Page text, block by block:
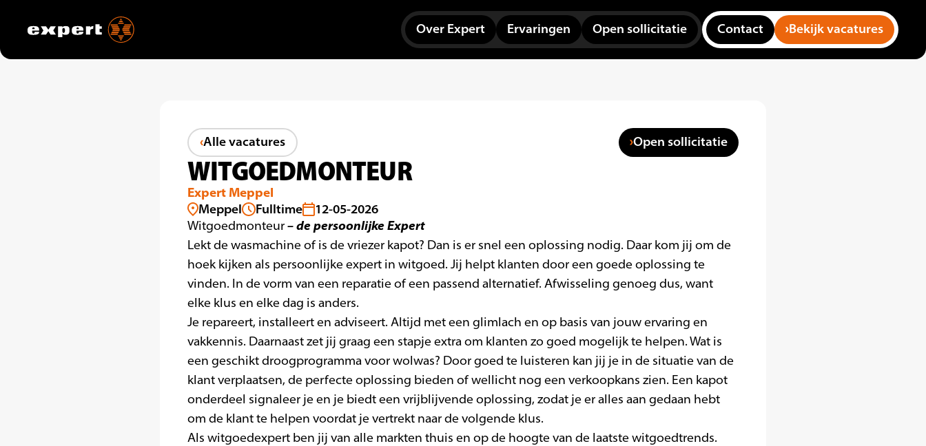
Over Expert Ervaringen Open sollicitatie Contact Bekijk vacatures
Alle vacatures Open sollicitatie
WITGOEDMONTEUR
Expert Meppel
Meppel
Fulltime 12-05-2026
Witgoedmonteur– de persoonlijke Expert
Lekt de wasmachine of is de vriezer kapot? Dan is er snel een oplossing nodig. Daar kom jij om de
hoek kijken als persoonlijke expert in witgoed. Jij helpt klanten door een goede oplossing te
vinden. In de vorm van een reparatie of een passend alternatief. Afwisseling genoeg dus, want
elke klus en elke dag is anders.
Je repareert, installeert en adviseert. Altijd met een glimlach en op basis van jouw ervaring en
vakkennis. Daarnaast zet jij graag een stapje extra om klanten zo goed mogelijk te helpen. Wat is
een geschikt droogprogramma voor wolwas? Door goed te luisteren kan jij je in de situatie van de
klant verplaatsen, de perfecte oplossing bieden of wellicht nog een verkoopkans zien. Een kapot
onderdeel signaleer je en je biedt een vrijblijvende oplossing, zodat je er alles aan gedaan hebt
om de klant te helpen voordat je vertrekt naar de volgende klus.
Als witgoedexpert ben jij van alle markten thuis en op de hoogte van de laatste witgoedtrends.